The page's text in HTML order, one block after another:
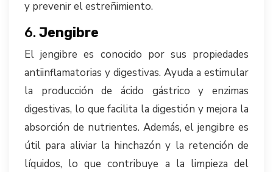
y prevenir el estreñimiento.
6. Jengibre
El jengibre es conocido por sus propiedades
antiinflamatorias y digestivas. Ayuda a estimular
la producción de ácido gástrico y enzimas
digestivas, lo que facilita la digestión y mejora la
absorción de nutrientes. Además, el jengibre es
útil para aliviar la hinchazón y la retención de
líquidos, lo que contribuye a la limpieza del